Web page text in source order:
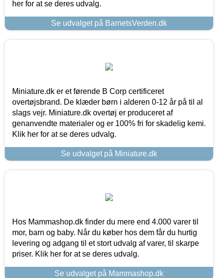
her for at se deres udvalg.
Se udvalget på BarnetsVerden.dk
Miniature.dk er et førende B Corp certificeret
overtøjsbrand. De klæder børn i alderen 0-12 år på til al
slags vejr. Miniature.dk overtøj er produceret af
genanvendte materialer og er 100% fri for skadelig kemi.
Klik her for at se deres udvalg.
Se udvalget på Miniature.dk
Hos Mammashop.dk finder du mere end 4.000 varer til
mor, barn og baby. Når du køber hos dem får du hurtig
levering og adgang til et stort udvalg af varer, til skarpe
priser. Klik her for at se deres udvalg.
Se udvalget på Mammashop.dk